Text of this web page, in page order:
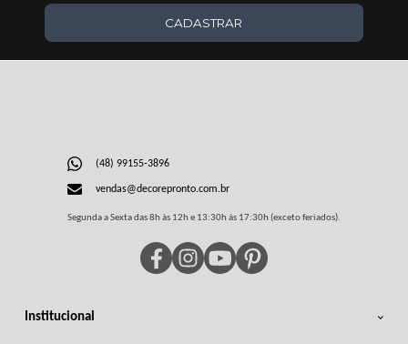
CADASTRAR
Institucional
(48) 99155-3896
vendas@decorepronto.com.br
Segunda a Sexta das 8h às 12h e 13:30h às 17:30h (exceto feriados).